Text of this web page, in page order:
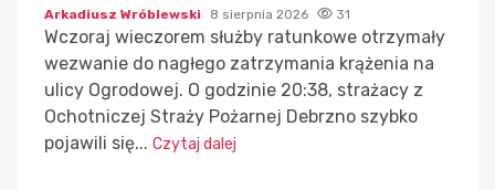
Arkadiusz Wróblewski 8 sierpnia 2026 31
Wczoraj wieczorem służby ratunkowe otrzymały
wezwanie do nagłego zatrzymania krążenia na
ulicy Ogrodowej. O godzinie 20:38, strażacy z
Ochotniczej Straży Pożarnej Debrzno szybko
pojawili się... Czytaj dalej